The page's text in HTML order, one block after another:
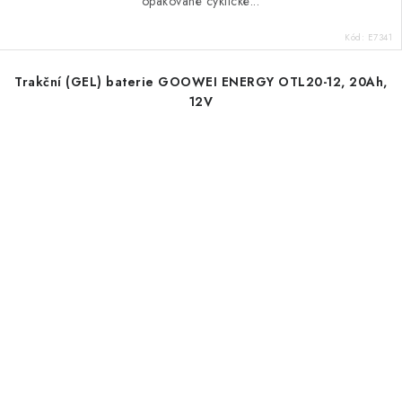
Kód: E7341
Trakční (GEL) baterie GOOWEI ENERGY OTL20-12, 20Ah,
12V